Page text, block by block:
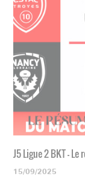
J5 Ligue 2 BKT -
15/09/2025